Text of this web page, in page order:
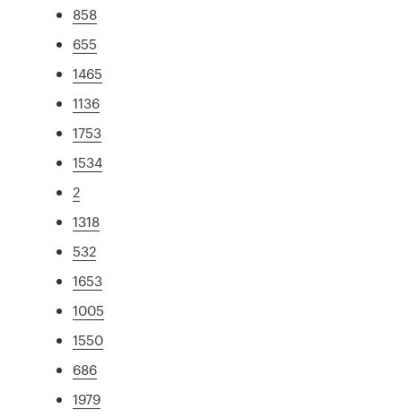
858
655
1465
1136
1753
1534
2
1318
532
1653
1005
1550
686
1979